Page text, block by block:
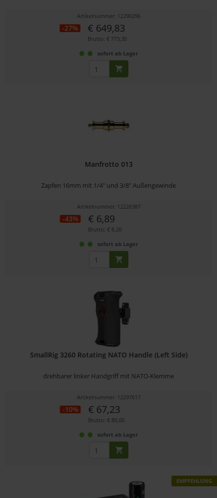
Artikelnummer: 12290296
-27% € 649,83
Brutto: € 773,30
sofort ab Lager
Manfrotto 013
Zapfen 16mm mit 1/4" und 3/8" Außengewinde
Artikelnummer: 12226387
-43% € 6,89
Brutto: € 8,20
sofort ab Lager
SmallRig 3260 Rotating NATO Handle (Left Side)
drehbarer linker Handgriff mit NATO-Klemme
Artikelnummer: 12297617
-10% € 67,23
Brutto: € 80,00
sofort ab Lager
EMPFEHLUNG